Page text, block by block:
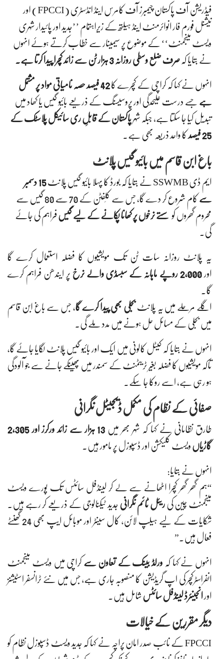
فیڈریشن آف پاکستان چیمبرز آف کامرس اینڈ انڈسٹری (FPCCI) اور
نیشنل فورم فار انوائرمنٹ اینڈ ہیلتھ کے زیرِاہتمام ’’جدید اور پائیدار شہری
ویسٹ مینجمنٹ‘‘ کے موضوع پر سیمینار سے خطاب کرتے ہوئے انہوں
نے بتایا کہ صرف ضلع وسطی روزانہ 3 ہزار ٹن سے زائد کچرا پیدا کرتا ہے۔
انہوں نے کہا کہ کراچی کے کچرے کا
42 فیصد حصہ نامیاتی مواد پر مشتمل
ہے
جسے درست علیحدگی اور پروسیسنگ کے ذریعے بائیو گیس یا کھاد میں
تبدیل کیا جا سکتا ہے، جبکہ شہر پاکستان کے قابلِ ری سائیکل پلاسٹک کے
25 فیصد
کا واحد ذریعہ بھی ہے۔
باغ ابن قاسم میں بائیو گیس پلانٹ
ایم ڈی SSWMB نے بتایا کہ بورڈ کا پہلا بائیو گیس پلانٹ
15 دسمبر
سے
کام شروع کر دے گا، جس سے کلِفٹن کے 70 سے 80 گیس سے
محروم گھروں کو سستے نرخوں پر کھانا پکانے کے لیے گیس فراہم کی جائے
گی۔
یہ پلانٹ روزانہ سات ٹن تک مویشیوں کا فضلہ استعمال کرے گا
اور 2,000 روپے ماہانہ کے سبسڈی والے نرخ
پر ایندھن فراہم کرے
گا۔
اگلے مرحلے میں یہ پلانٹ بجلی بھی پیدا کرے گا، جس سے باغ ابن قاسم
میں بجلی کے مسائل حل ہونے میں مدد ملے گی۔
انہوں نے بتایا کہ کیٹل کالونی میں ایک اور بائیو گیس پلانٹ لگایا جائے گا،
تاکہ مویشیوں کا فضلہ بغیر ٹریٹمنٹ کے سمندر میں پھینکے جانے سے جو آلودگی
ہو رہی ہے، اسے روکا جا سکے۔
صفائی کے نظام کی مکمل ڈیجیٹل نگرانی
طارق نظامانی نے کہا کہ شہر بھر میں
13 ہزار سے زائد ورکرز اور 2,305
گاڑیاں ویسٹ کلیکشن اور ڈسپوزل پر مامور ہیں۔
انہوں نے بتایا:
“ہم گھر گھر کچرا اٹھانے سے لے کر لینڈفل سائٹس تک پورے ویسٹ
مینجمنٹ چین کی ریئل ٹائم نگرانی جدید ٹیکنالوجی کے ذریعے کر رہے ہیں۔
شکایات کے لیے ہیلپ لائن، کال سینٹر اور موبائل ایپ بھی 24 گھنٹے
فعال ہیں۔”
انہوں نے کہا کہ ورلڈ بینک کے تعاون سے کراچی میں ویسٹ مینجمنٹ
انفراسٹرکچر کی اپ گریڈیشن کا منصوبہ جاری ہے، جس میں نئے ٹرانسفر اسٹیشنز
اور انجینئرڈ لینڈفل سائٹس شامل ہیں۔
دیگر مقررین کے خیالات
FPCCI کے نائب صدر امان پراچہ نے کہا کہ جدید ویسٹ ڈسپوزل نظام کو